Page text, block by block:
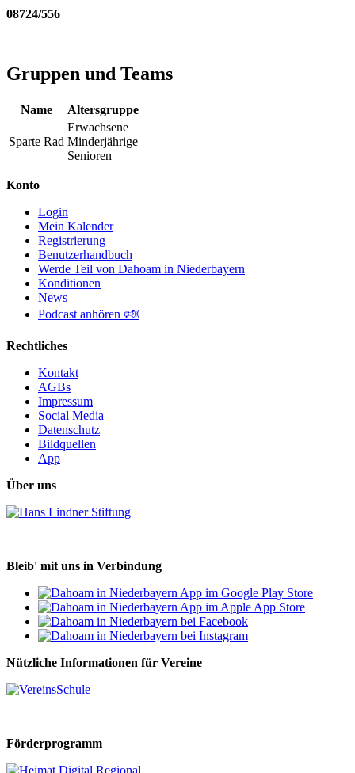
08724/556
Gruppen und Teams
Name Altersgruppe
Sparte Rad
Erwachsene
Minderjährige
Senioren
Konto
Login
Mein Kalender
Registrierung
Benutzerhandbuch
Werde Teil von Dahoam in Niederbayern
Konditionen
News
Podcast anhören 🕬
Rechtliches
Kontakt
AGBs
Impressum
Social Media
Datenschutz
Bildquellen
App
Über uns
Bleib' mit uns in Verbindung
Nützliche Informationen für Vereine
Förderprogramm